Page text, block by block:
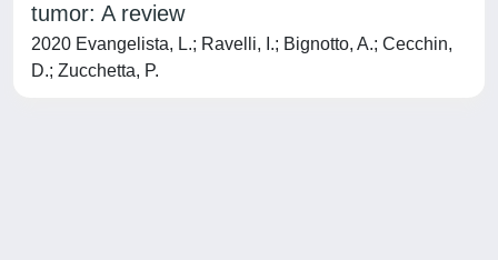
tumor: A review
2020 Evangelista, L.; Ravelli, I.; Bignotto, A.; Cecchin,
D.; Zucchetta, P.